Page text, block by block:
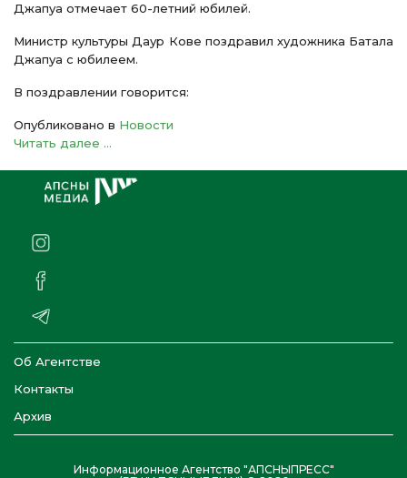
Джапуа отмечает 60-летний юбилей.
Министр культуры Даур Кове поздравил художника Батала
Джапуа с юбилеем.
В поздравлении говорится:
Опубликовано в Новости
Читать далее ...
Об Агентстве
Контакты
Архив
Информационное Агентство "АПСНЫПРЕСС"